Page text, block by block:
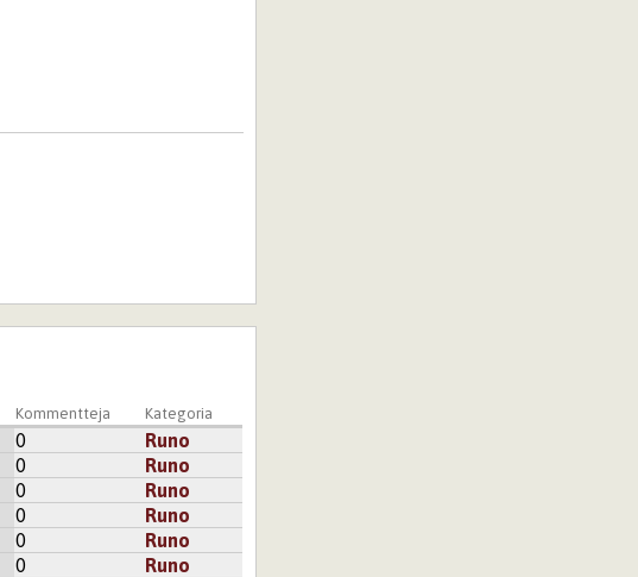
Kommentteja Kategoria
0
Runo
0
Runo
0
Runo
0
Runo
0
Runo
0
Runo